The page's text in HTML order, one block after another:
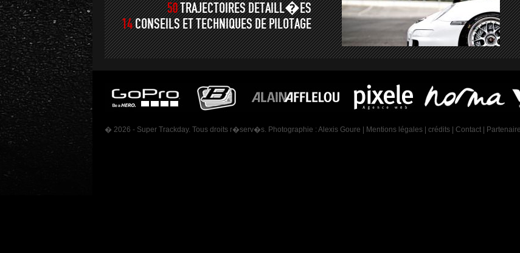
50TRAJECTOIRES DETAILL�ES
14CONSEILS ET TECHNIQUES DE PILOTAGE
� 2026 - Super Trackday. Tous droits r�serv�s. Photographie : Alexis Goure Mentions légales crédits Contact